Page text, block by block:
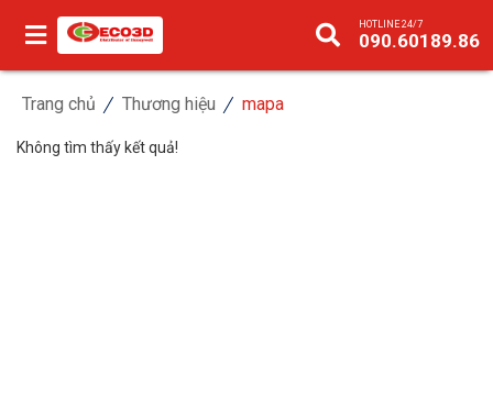
HOTLINE 24/7
090.60189.86
Trang chủ Thương hiệu mapa
Không tìm thấy kết quả!